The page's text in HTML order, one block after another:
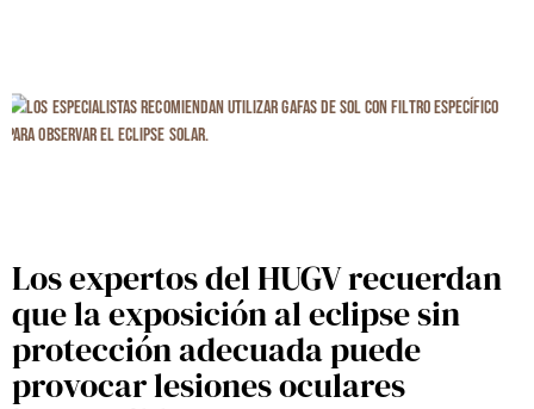
Los expertos del HUGV recuerdan
que la exposición al eclipse sin
protección adecuada puede
provocar lesiones oculares